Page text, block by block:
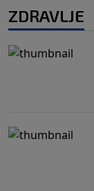
ZDRAVLJE